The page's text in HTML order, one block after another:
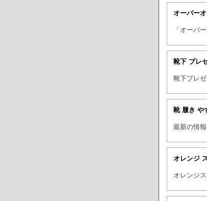
オーバー
「オーバ
靴下 プレ
靴下プレ
靴 履き や
最新の情
オレンジ
オレンジ